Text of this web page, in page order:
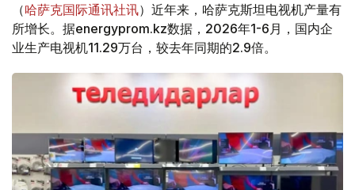
（哈萨克国际通讯社讯）近年来，哈萨克斯坦电视机产量有
所增长。据energyprom.kz数据，2026年1-6月，国内企
业生产电视机11.29万台，较去年同期的2.9倍。